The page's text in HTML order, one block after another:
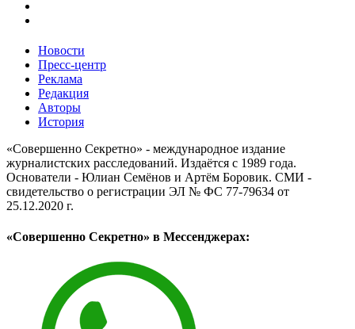
Новости
Пресс-центр
Реклама
Редакция
Авторы
История
«Совершенно Секретно» - международное издание
журналистских расследований. Издаётся с 1989 года.
Основатели - Юлиан Семёнов и Артём Боровик. CМИ -
свидетельство о регистрации ЭЛ № ФС 77-79634 от
25.12.2020 г.
«Совершенно Секретно» в Мессенджерах: